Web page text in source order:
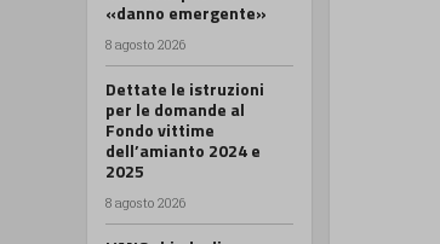
«danno emergente»
8 agosto 2026
Dettate le istruzioni
per le domande al
Fondo vittime
dell’amianto 2024 e
2025
8 agosto 2026